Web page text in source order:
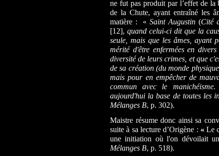
ne fut pas produit par l’effet de la
de la Chute, ayant entraîné les
matière : «Saint Augustin(Cité
[12], quand celui-ci dit que la
seule, mais que les âmes, ayant
mérité d'être enfermées en
diversité de leurs crimes, et que
de sa création (du monde
mais pour en empêcher de
commun avec le
aujourd'hui la base de toutes les
Mélanges B, p. 302).
Maistre résume donc ainsi sa
suite à sa lecture d’Origène : «Le
une initiation où l'on dévoilait
Mélanges B, p. 518).